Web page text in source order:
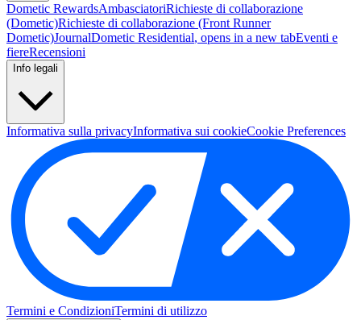
Dometic RewardsAmbasciatoriRichieste di collaborazione
(Dometic)Richieste di collaborazione (Front Runner
Dometic)JournalDometic Residential, opens in a new tabEventi e
fiereRecensioni
Info legali
Informativa sulla privacyInformativa sui cookieCookie Preferences
Termini e CondizioniTermini di utilizzo